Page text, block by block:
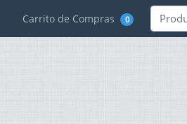
Carrito de Compras 0